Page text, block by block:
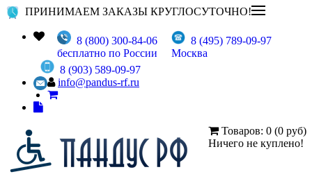
ПРИНИМАЕМ ЗАКАЗЫ КРУГЛОСУТОЧНО!
8 (800) 300-84-06
бесплатно по России
8 (495) 789-09-97
Москва
8 (903) 589-09-97
info@pandus-rf.ru
Товаров: 0 (0 руб)
Ничего не куплено!